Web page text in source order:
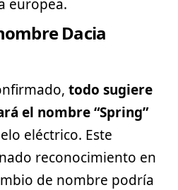
europea.
Dacia
todo sugiere
el nombre “Spring”
eléctrico. Este
reconocimiento en
de nombre podría